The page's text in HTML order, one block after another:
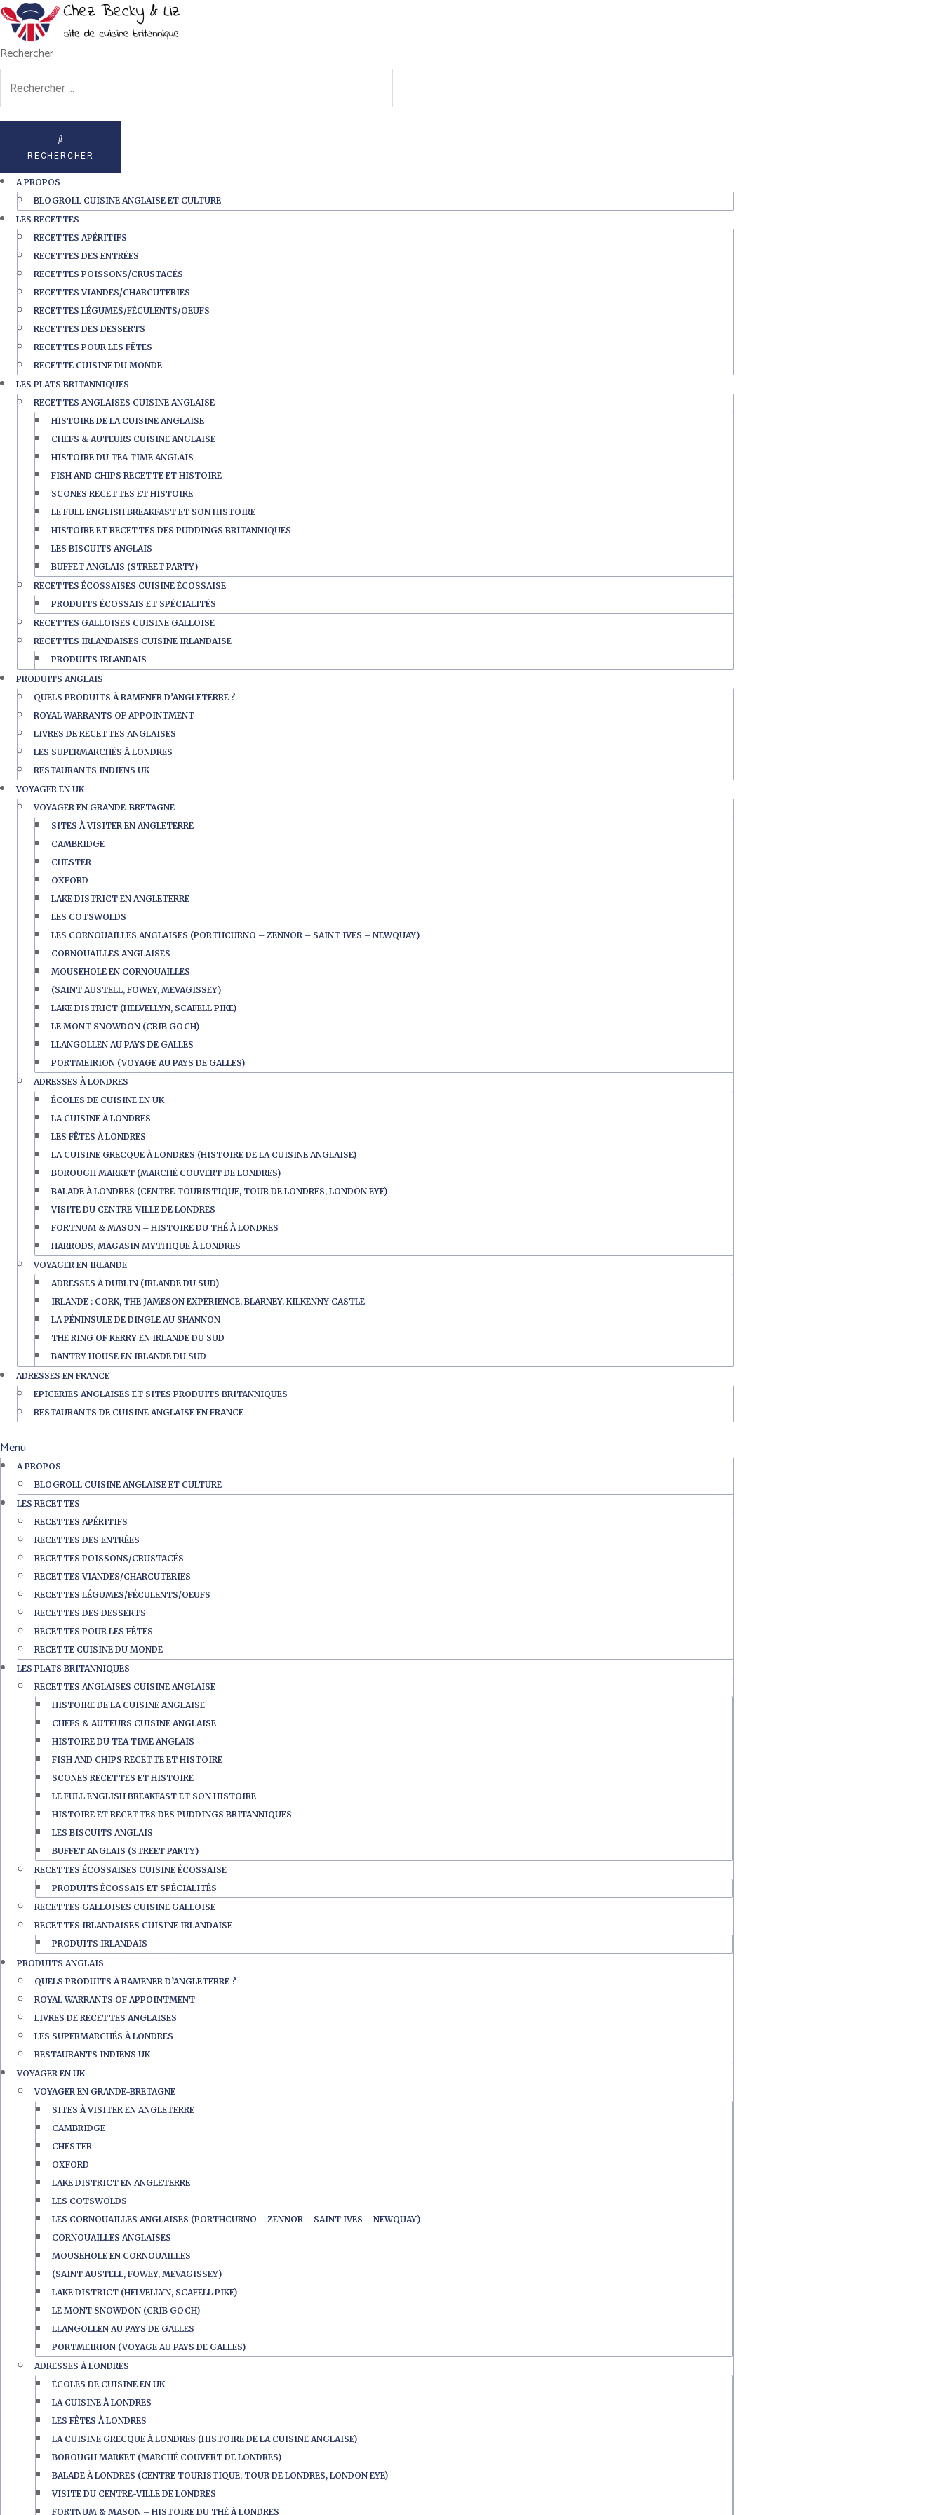
Rechercher
RECHERCHER
A PROPOS
BLOGROLL CUISINE ANGLAISE ET CULTURE
LES RECETTES
RECETTES APÉRITIFS
RECETTES DES ENTRÉES
RECETTES POISSONS/CRUSTACÉS
RECETTES VIANDES/CHARCUTERIES
RECETTES LÉGUMES/FÉCULENTS/OEUFS
RECETTES DES DESSERTS
RECETTES POUR LES FÊTES
RECETTE CUISINE DU MONDE
LES PLATS BRITANNIQUES
RECETTES ANGLAISES CUISINE ANGLAISE
HISTOIRE DE LA CUISINE ANGLAISE
CHEFS & AUTEURS CUISINE ANGLAISE
HISTOIRE DU TEA TIME ANGLAIS
FISH AND CHIPS RECETTE ET HISTOIRE
SCONES RECETTES ET HISTOIRE
LE FULL ENGLISH BREAKFAST ET SON HISTOIRE
HISTOIRE ET RECETTES DES PUDDINGS BRITANNIQUES
LES BISCUITS ANGLAIS
BUFFET ANGLAIS (STREET PARTY)
RECETTES ÉCOSSAISES CUISINE ÉCOSSAISE
PRODUITS ÉCOSSAIS ET SPÉCIALITÉS
RECETTES GALLOISES CUISINE GALLOISE
RECETTES IRLANDAISES CUISINE IRLANDAISE
PRODUITS IRLANDAIS
PRODUITS ANGLAIS
QUELS PRODUITS À RAMENER D’ANGLETERRE ?
ROYAL WARRANTS OF APPOINTMENT
LIVRES DE RECETTES ANGLAISES
LES SUPERMARCHÉS À LONDRES
RESTAURANTS INDIENS UK
VOYAGER EN UK
VOYAGER EN GRANDE-BRETAGNE
SITES À VISITER EN ANGLETERRE
CAMBRIDGE
CHESTER
OXFORD
LAKE DISTRICT EN ANGLETERRE
LES COTSWOLDS
LES CORNOUAILLES ANGLAISES (PORTHCURNO – ZENNOR – SAINT IVES – NEWQUAY)
CORNOUAILLES ANGLAISES
MOUSEHOLE EN CORNOUAILLES
(SAINT AUSTELL, FOWEY, MEVAGISSEY)
LAKE DISTRICT (HELVELLYN, SCAFELL PIKE)
LE MONT SNOWDON (CRIB GOCH)
LLANGOLLEN AU PAYS DE GALLES
PORTMEIRION (VOYAGE AU PAYS DE GALLES)
ADRESSES À LONDRES
ÉCOLES DE CUISINE EN UK
LA CUISINE À LONDRES
LES FÊTES À LONDRES
LA CUISINE GRECQUE À LONDRES (HISTOIRE DE LA CUISINE ANGLAISE)
BOROUGH MARKET (MARCHÉ COUVERT DE LONDRES)
BALADE À LONDRES (CENTRE TOURISTIQUE, TOUR DE LONDRES, LONDON EYE)
VISITE DU CENTRE-VILLE DE LONDRES
FORTNUM & MASON – HISTOIRE DU THÉ À LONDRES
HARRODS, MAGASIN MYTHIQUE À LONDRES
VOYAGER EN IRLANDE
ADRESSES À DUBLIN (IRLANDE DU SUD)
IRLANDE : CORK, THE JAMESON EXPERIENCE, BLARNEY, KILKENNY CASTLE
LA PÉNINSULE DE DINGLE AU SHANNON
THE RING OF KERRY EN IRLANDE DU SUD
BANTRY HOUSE EN IRLANDE DU SUD
ADRESSES EN FRANCE
EPICERIES ANGLAISES ET SITES PRODUITS BRITANNIQUES
RESTAURANTS DE CUISINE ANGLAISE EN FRANCE
Menu
A PROPOS
BLOGROLL CUISINE ANGLAISE ET CULTURE
LES RECETTES
RECETTES APÉRITIFS
RECETTES DES ENTRÉES
RECETTES POISSONS/CRUSTACÉS
RECETTES VIANDES/CHARCUTERIES
RECETTES LÉGUMES/FÉCULENTS/OEUFS
RECETTES DES DESSERTS
RECETTES POUR LES FÊTES
RECETTE CUISINE DU MONDE
LES PLATS BRITANNIQUES
RECETTES ANGLAISES CUISINE ANGLAISE
HISTOIRE DE LA CUISINE ANGLAISE
CHEFS & AUTEURS CUISINE ANGLAISE
HISTOIRE DU TEA TIME ANGLAIS
FISH AND CHIPS RECETTE ET HISTOIRE
SCONES RECETTES ET HISTOIRE
LE FULL ENGLISH BREAKFAST ET SON HISTOIRE
HISTOIRE ET RECETTES DES PUDDINGS BRITANNIQUES
LES BISCUITS ANGLAIS
BUFFET ANGLAIS (STREET PARTY)
RECETTES ÉCOSSAISES CUISINE ÉCOSSAISE
PRODUITS ÉCOSSAIS ET SPÉCIALITÉS
RECETTES GALLOISES CUISINE GALLOISE
RECETTES IRLANDAISES CUISINE IRLANDAISE
PRODUITS IRLANDAIS
PRODUITS ANGLAIS
QUELS PRODUITS À RAMENER D’ANGLETERRE ?
ROYAL WARRANTS OF APPOINTMENT
LIVRES DE RECETTES ANGLAISES
LES SUPERMARCHÉS À LONDRES
RESTAURANTS INDIENS UK
VOYAGER EN UK
VOYAGER EN GRANDE-BRETAGNE
SITES À VISITER EN ANGLETERRE
CAMBRIDGE
CHESTER
OXFORD
LAKE DISTRICT EN ANGLETERRE
LES COTSWOLDS
LES CORNOUAILLES ANGLAISES (PORTHCURNO – ZENNOR – SAINT IVES – NEWQUAY)
CORNOUAILLES ANGLAISES
MOUSEHOLE EN CORNOUAILLES
(SAINT AUSTELL, FOWEY, MEVAGISSEY)
LAKE DISTRICT (HELVELLYN, SCAFELL PIKE)
LE MONT SNOWDON (CRIB GOCH)
LLANGOLLEN AU PAYS DE GALLES
PORTMEIRION (VOYAGE AU PAYS DE GALLES)
ADRESSES À LONDRES
ÉCOLES DE CUISINE EN UK
LA CUISINE À LONDRES
LES FÊTES À LONDRES
LA CUISINE GRECQUE À LONDRES (HISTOIRE DE LA CUISINE ANGLAISE)
BOROUGH MARKET (MARCHÉ COUVERT DE LONDRES)
BALADE À LONDRES (CENTRE TOURISTIQUE, TOUR DE LONDRES, LONDON EYE)
VISITE DU CENTRE-VILLE DE LONDRES
FORTNUM & MASON – HISTOIRE DU THÉ À LONDRES